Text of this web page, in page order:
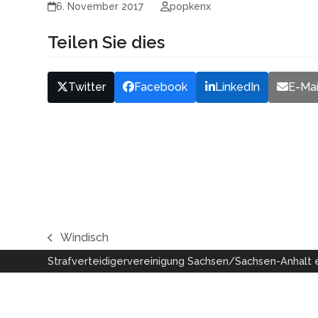
6. November 2017 popkenx
Teilen Sie dies
Twitter Facebook LinkedIn E-
vorheriger
Beitrag:
Windisch
Strafverteidigervereinigung Sachsen/Sachsen-Anhalt